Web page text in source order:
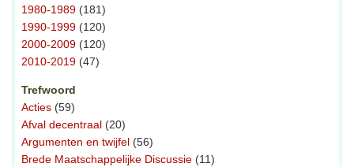
1980-1989 (181)
1990-1999 (120)
2000-2009 (120)
2010-2019 (47)
Trefwoord
Acties (59)
Afval decentraal (20)
Argumenten en twijfel (56)
Brede Maatschappelijke Discussie (11)